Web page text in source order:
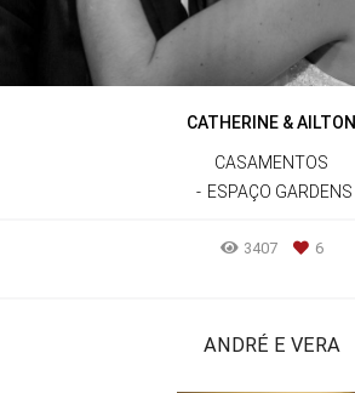
CATHERINE & AILTON
CASAMENTOS
ESPAÇO GARDENS
3407 6
ANDRÉ E VERA